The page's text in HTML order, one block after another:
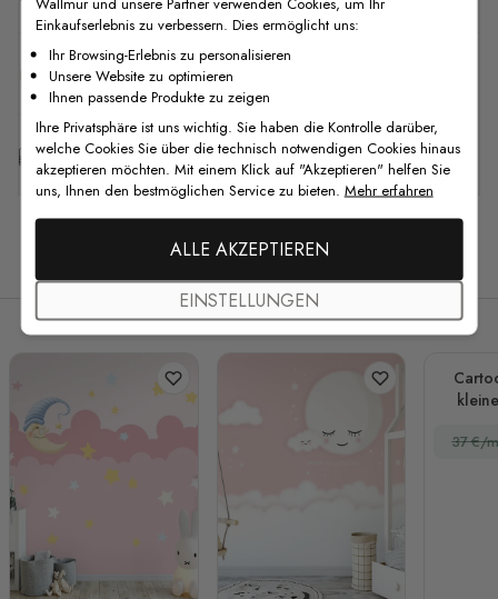
F.A.Q
Kostenlose Anpassung
Verwandte Produkte
37 €/
Einkaufserlebnis zu verbessern. Dies ermöglicht uns:
Ihr Browsing-Erlebnis zu personalisieren
Unsere Website zu optimieren
Ihnen passende Produkte zu zeigen
Ihre Privatsphäre ist uns wichtig. Sie haben die Kontrolle darüber,
welche Cookies Sie über die technisch notwendigen Cookies hinaus
akzeptieren möchten. Mit einem Klick auf "Akzeptieren" helfen Sie
uns, Ihnen den bestmöglichen Service zu bieten. Mehr erfahren
ALLE AKZEPTIEREN
EINSTELLUNGEN